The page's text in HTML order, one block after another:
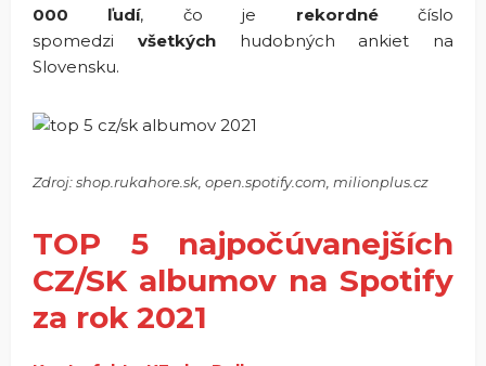
000 ľudí, čo je rekordnéčíslo
spomedzi všetkýchhudobných ankiet na
Slovensku.
Zdroj: shop.rukahore.sk, open.spotify.com, milionplus.cz
TOP 5 najpočúvanejších
CZ/SK albumov na Spotify
za rok 2021